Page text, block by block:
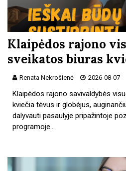
Klaipėdos rajono
sveikatos biuras
Renata Nekrošienė 2026-08-07
Klaipėdos rajono savivaldybės
kviečia tėvus ir globėjus,
dalyvauti pasaulyje pripažintoje
programoje…